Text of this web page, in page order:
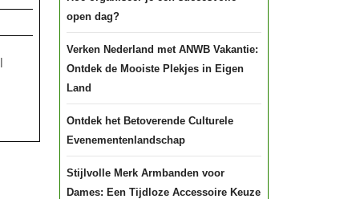
open dag?
Verken Nederland met ANWB Vakantie:
Ontdek de Mooiste Plekjes in Eigen
Land
Ontdek het Betoverende Culturele
Evenementenlandschap
Stijlvolle Merk Armbanden voor
Dames: Een Tijdloze Accessoire Keuze